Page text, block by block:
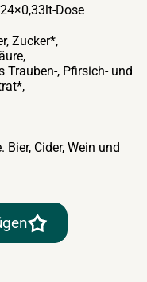
Dose
Zucker*,
, Pfirsich- und
Cider, Wein und